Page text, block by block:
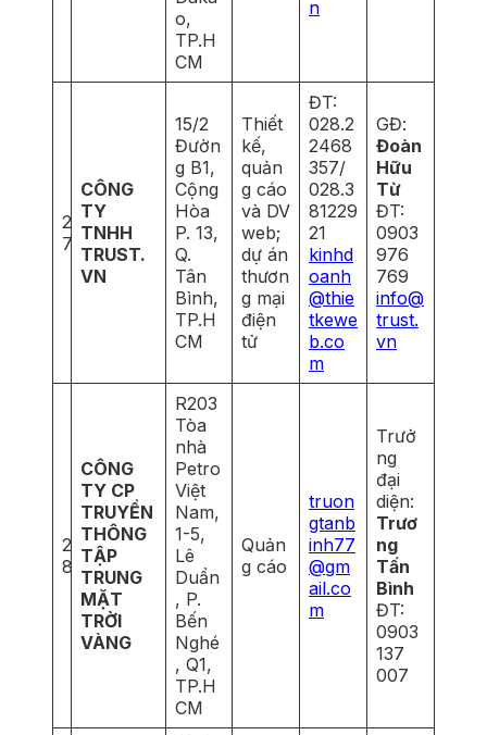
o,
TP.H
CM
n
2
7
CÔNG
TY
TNHH
TRUST.
VN
15/2
Đườn
g B1,
Cộng
Hòa
P. 13,
Q.
Tân
Bình,
TP.H
CM
Thiết
kế,
quản
g cáo
và DV
web;
dự án
thươn
g mại
điện
tử
ĐT:
028.2
2468
357/
028.3
81229
21
kinhd
oanh
@thie
tkewe
b.co
m
GĐ:
Đoàn
Hữu
Từ
ĐT:
0903
976
769
info@
trust.
vn
2
8
CÔNG
TY CP
TRUYỀN
THÔNG
TẬP
TRUNG
MẶT
TRỜI
VÀNG
R203
Tòa
nhà
Petro
Việt
Nam,
1-5,
Lê
Duẩn
, P.
Bến
Nghé
, Q1,
TP.H
CM
Quản
g cáo
truon
gtanb
inh77
@gm
ail.co
m
Trưở
ng
đại
diện:
Trươ
ng
Tấn
Bình
ĐT:
0903
137
007